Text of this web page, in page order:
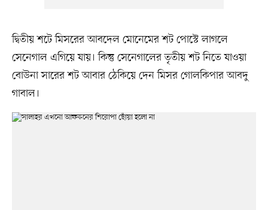
দ্বিতীয় শটে মিসরের আবদেল মোনেমের শট পোস্টে লাগলে
সেনেগাল এগিয়ে যায়। কিন্তু সেনেগালের তৃতীয় শট নিতে যাওয়া
বোউনা সারের শট আবার ঠেকিয়ে দেন মিসর গোলকিপার আবদু
গাবাল।